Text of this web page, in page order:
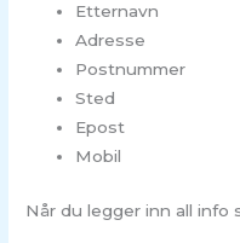
Etternavn
Adresse
Postnummer
Sted
Epost
Mobil
Når du legger inn all info